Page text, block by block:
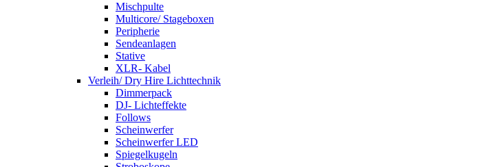
Mischpulte
Multicore/ Stageboxen
Peripherie
Sendeanlagen
Stative
XLR- Kabel
Verleih/ Dry Hire Lichttechnik
Dimmerpack
DJ- Lichteffekte
Follows
Scheinwerfer
Scheinwerfer LED
Spiegelkugeln